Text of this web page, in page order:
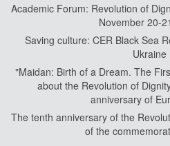
Academic Forum: Revolution of
November 20-
Saving culture: CER Black Sea
Ukraine
"Maidan: Birth of a Dream. The
about the Revolution of
anniversary of
The tenth anniversary of the
of the